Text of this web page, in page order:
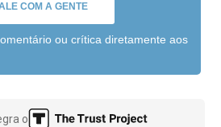
COM A GENTE
ou crítica diretamente aos
o